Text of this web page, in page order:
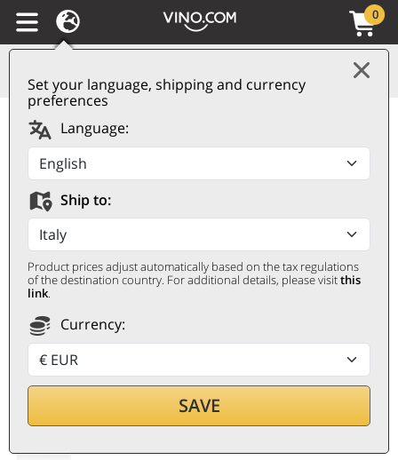
Set your language, shipping and currency
preferences
Language:
Ship to:
Product prices adjust automatically based on the tax regulations
of the destination country. For additional details, please visitthis
link.
Currency:
SAVE
0
Langhe DOC Nebbiolo
2023 Alberto Ballarin
ALBERTO BALLARIN
0,75 ℓ
18,70€